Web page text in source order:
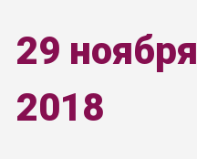
29 ноября
2018